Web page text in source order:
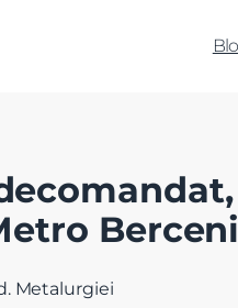
Metalurgiei